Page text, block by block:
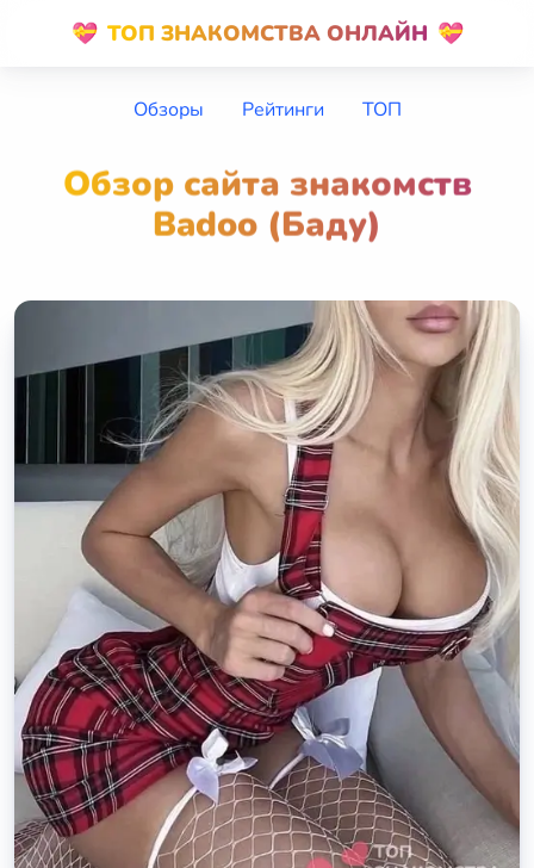
💝 ТОП ЗНАКОМСТВА ОНЛАЙН 💝
Обзоры Рейтинги ТОП
Обзор сайта знакомств
Badoo (Баду)